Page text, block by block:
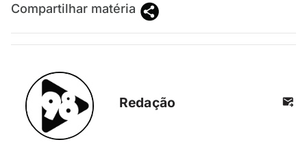
Compartilhar matéria
Redação